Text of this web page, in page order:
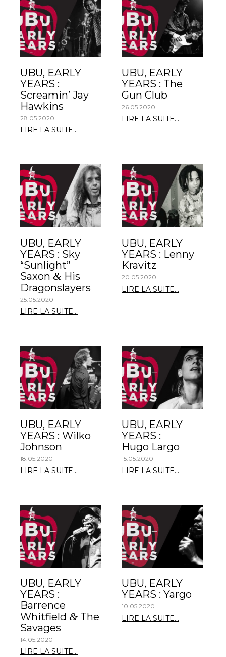
UBU, EARLY
YEARS :
Screamin’ Jay
Hawkins
28.05.2020
LIRE LA SUITE...
UBU, EARLY
YEARS : The
Gun Club
26.05.2020
LIRE LA SUITE...
UBU, EARLY
YEARS : Sky
“Sunlight”
Saxon & His
Dragonslayers
25.05.2020
LIRE LA SUITE...
UBU, EARLY
YEARS : Lenny
Kravitz
20.05.2020
LIRE LA SUITE...
UBU, EARLY
YEARS : Wilko
Johnson
18.05.2020
LIRE LA SUITE...
UBU, EARLY
YEARS :
Hugo Largo
15.05.2020
LIRE LA SUITE...
UBU, EARLY
YEARS :
Barrence
Whitfield & The
Savages
14.05.2020
LIRE LA SUITE...
UBU, EARLY
YEARS : Yargo
10.05.2020
LIRE LA SUITE...